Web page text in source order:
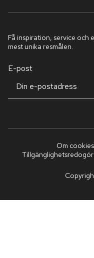
Få inspiration, service och
mest unika resmålen.
E-post
Om cookies